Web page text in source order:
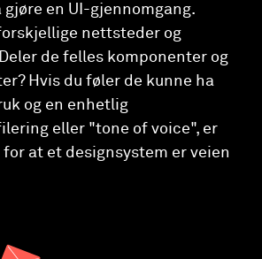
gjøre en UI-gjennomgang.
nettsteder og
de felles komponenter og
Hvis du føler de kunne ha
og en enhetlig
eller "tone of voice", er
at et designsystem er veien